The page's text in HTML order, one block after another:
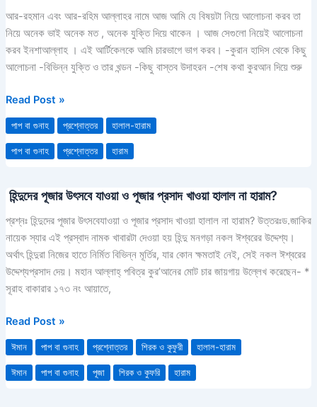
আর-রহমান এবং আর-রহিম আল্লাহর নামে আজ আমি যে বিষয়টা নিয়ে আলোচনা করব তা
নিয়ে অনেক ভাই অনেক মত , অনেক যুক্তি দিয়ে থাকেন । আজ সেগুলো নিয়েই আলোচনা
করব ইনশাআল্লাহ । এই আর্টিকেলকে আমি চারভাগে ভাগ করব। -কুরান হাদিস থেকে কিছু
আলোচনা -বিভিন্ন যুক্তি ও তার খন্ডন -কিছু বাস্তব উদাহরন -শেষ কথা কুরআন দিয়ে শুরু
মেয়ে
ফ্রেন্ড
ছেলে
অ্যাড
করতে
পারবে
Read Post »
পাপ বা গুনাহ প্রশ্নোত্তর হালাল-হারাম
পাপ বা গুনাহ প্রশ্নোত্তর হারাম
হিন্দুদের পূজার উৎসবে যাওয়া ও পূজার প্রসাদ খাওয়া হালাল না হারাম?
প্রশ্নঃ হিন্দুদের পূজার উৎসবেযাওয়া ও পূজার প্রসাদ খাওয়া হালাল না হারাম? উত্তরঃড.জাকির
নায়েক স্যার এই প্রস্বাদ নামক খাবারটা দেওয়া হয় হিন্দু মনগড়া নকল ঈশ্বরের উদ্দেশ্য।
অর্থাৎ হিন্দুরা নিজের হাতে নির্মিত বিভিন্ন মূর্তির, যার কোন ক্ষমতাই নেই, সেই নকল ঈশ্বরের
উদ্দেশ্যপ্রসাদ দেয়। মহান আল্লাহ্ পবিত্র কুর’আনের মোট চার জায়গায় উল্লেখ করেছেন- *
সূরাহ বাকারার ১৭৩ নং আয়াতে,
হিন্দুদের
উৎসবে
যাওয়া
প্রসাদ
খাওয়া
না
হারাম?
Read Post »
ঈমান পাপ বা গুনাহ প্রশ্নোত্তর শিরক ও কুফুরী হালাল-হারাম
ঈমান পাপ বা গুনাহ পূজা শিরক ও কুফরি হারাম